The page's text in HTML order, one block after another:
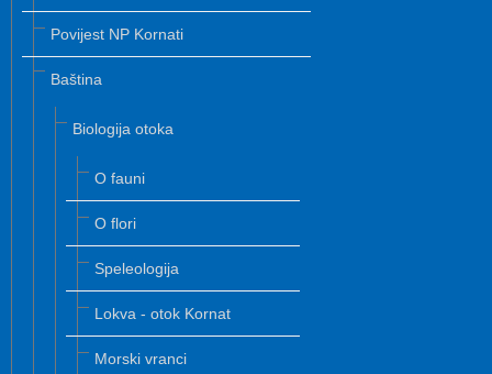
Povijest NP Kornati
Baština
Biologija otoka
O fauni
O flori
Speleologija
Lokva - otok Kornat
Morski vranci